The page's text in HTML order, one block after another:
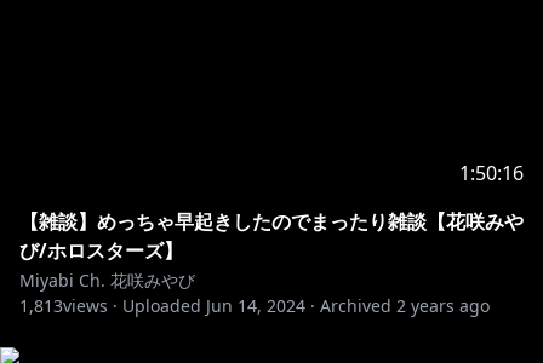
奏手イヅルhttps://t.co/nwIx1O5CXU?amp=1
アルランディスhttps://t.co/a1mZZyiMzv?amp=1
律可https://t.co/zyHXqC4QPQ?amp=1
1:50:16
【雑談】めっちゃ早起きしたのでまったり雑談【花咲みや
び/ホロスターズ】
Miyabi Ch. 花咲みやび
1,813views · Uploaded Jun 14, 2024 · Archived 2 years ago